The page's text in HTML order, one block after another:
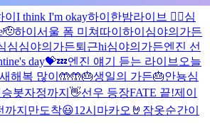
이 I think I'm okay하이 한밤라이브 😶‍🌫️심
하이 서울 폼 미쳐따이 하이 심야의가든
심심야의가든퇴근hi심야의가든엔진 선
day💝💤엔진 얘기 듣는 라이브 오늘
새해복 많이🤲🤲🎂생일의 가든🎂안뇽심
봇자정까지 👋선우 등장FATE 끝!제이
까지만도착😃12시 마카오🤘 잠옷순간이